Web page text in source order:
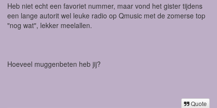
Heb niet echt een favoriet nummer, maar vond het gister tijdens
een lange autorit wel leuke radio op Qmusic met de zomerse top
"nog wat", lekker meelallen.
Hoeveel muggenbeten heb jij?
Quote